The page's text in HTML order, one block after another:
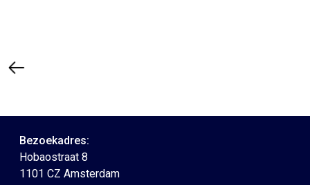
Bezoekadres:
Hobaostraat 8
1101 CZ Amsterdam